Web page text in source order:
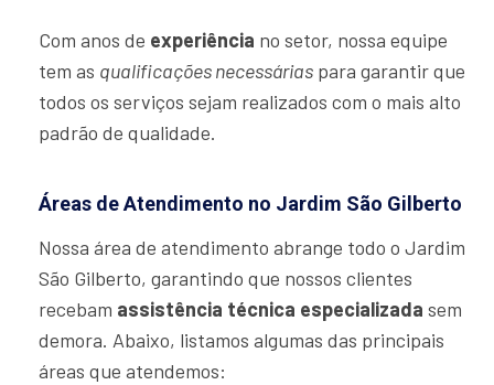
Com anos de experiência no setor, nossa equipe
tem as qualificações necessárias para garantir que
todos os serviços sejam realizados com o mais alto
padrão de qualidade.
Áreas de Atendimento no Jardim São Gilberto
Nossa área de atendimento abrange todo o Jardim
São Gilberto, garantindo que nossos clientes
recebam assistência técnica especializada sem
demora. Abaixo, listamos algumas das principais
áreas que atendemos: